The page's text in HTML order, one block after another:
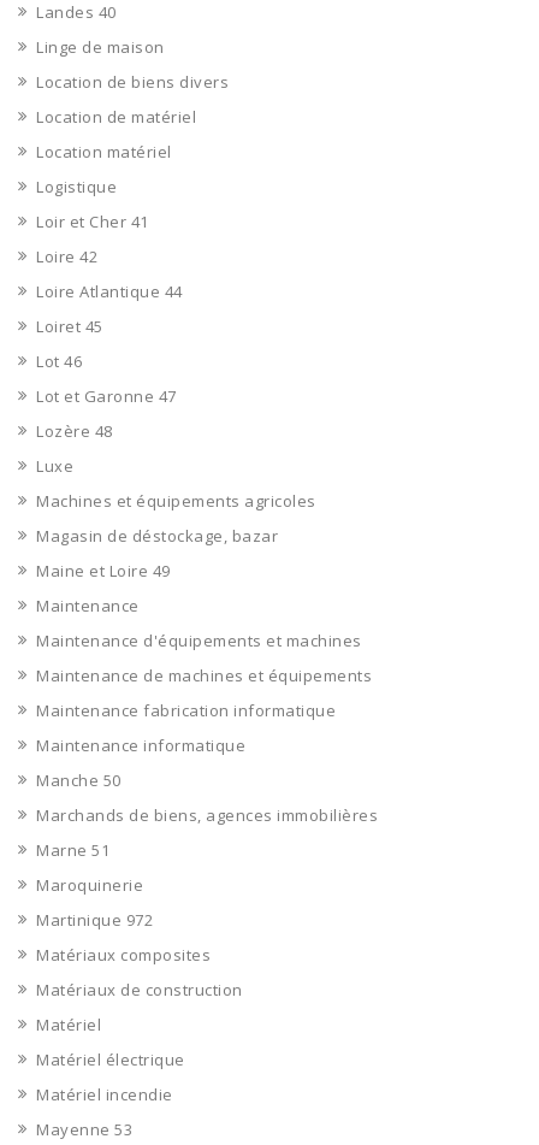
Landes 40
Linge de maison
Location de biens divers
Location de matériel
Location matériel
Logistique
Loir et Cher 41
Loire 42
Loire Atlantique 44
Loiret 45
Lot 46
Lot et Garonne 47
Lozère 48
Luxe
Machines et équipements agricoles
Magasin de déstockage, bazar
Maine et Loire 49
Maintenance
Maintenance d'équipements et machines
Maintenance de machines et équipements
Maintenance fabrication informatique
Maintenance informatique
Manche 50
Marchands de biens, agences immobilières
Marne 51
Maroquinerie
Martinique 972
Matériaux composites
Matériaux de construction
Matériel
Matériel électrique
Matériel incendie
Mayenne 53